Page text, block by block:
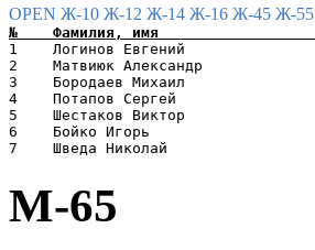
OPEN Ж-10 Ж-12 Ж-14 Ж-16 Ж-45 Ж-55
1    Логинов Евгений
2    Матвиюк Александр
3    Бородаев Михаил
4    Потапов Сергей
5    Шестаков Виктор
6    Бойко Игорь
М-65